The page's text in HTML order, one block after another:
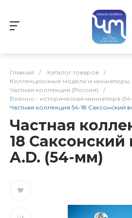
Главная / Каталог товаров
/
Коллекционные модели и миниатюры
Частная коллекция (Россия)
/
Военно - историческая миниатюра
Частная коллекция 54-18 Саксонский
Частная
18 Саксонский
A.D. (54-мм)